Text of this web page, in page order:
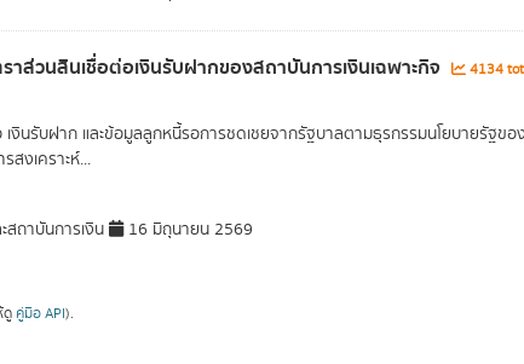
าส่วนสินเชื่อต่อเงินรับฝากของสถาบันการเงินเฉพาะกิจ 4134
งินรับฝาก และข้อมูลลูกหนี้รอการชดเชยจากรัฐบาลตามธุรกรรมนโยบายรัฐขอ
งเคราะห์...
สถาบันการเงิน 16 มิถุนายน 2569
ดู คู่มือ API).